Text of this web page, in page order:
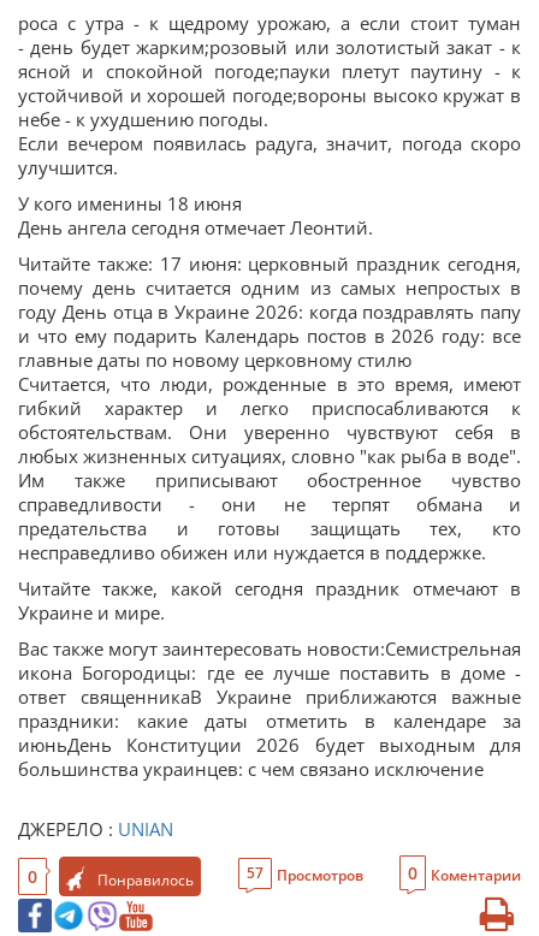
роса с утра - к щедрому урожаю, а если стоит туман
- день будет жарким;розовый или золотистый закат - к
ясной и спокойной погоде;пауки плетут паутину - к
устойчивой и хорошей погоде;вороны высоко кружат в
небе - к ухудшению погоды.
Если вечером появилась радуга, значит, погода скоро
улучшится.
У кого именины 18 июня
День ангела сегодня отмечает Леонтий.
Читайте также: 17 июня: церковный праздник сегодня,
почему день считается одним из самых непростых в
году День отца в Украине 2026: когда поздравлять папу
и что ему подарить Календарь постов в 2026 году: все
главные даты по новому церковному стилю
Считается, что люди, рожденные в это время, имеют
гибкий характер и легко приспосабливаются к
обстоятельствам. Они уверенно чувствуют себя в
любых жизненных ситуациях, словно "как рыба в воде".
Им также приписывают обостренное чувство
справедливости - они не терпят обмана и
предательства и готовы защищать тех, кто
несправедливо обижен или нуждается в поддержке.
Читайте также, какой сегодня праздник отмечают в
Украине и мире.
Вас также могут заинтересовать новости:Семистрельная
икона Богородицы: где ее лучше поставить в доме -
ответ священникаВ Украине приближаются важные
праздники: какие даты отметить в календаре за
июньДень Конституции 2026 будет выходным для
большинства украинцев: с чем связано исключение
ДЖЕРЕЛО : UNIAN
0 Понравилось 57 Просмотров 0 Коментарии